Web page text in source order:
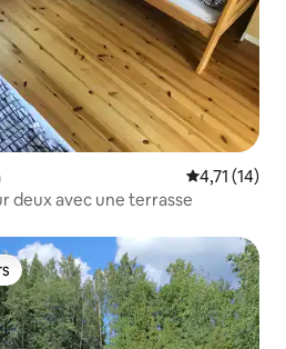
Évaluation
4,71 (14)
deux avec une terrasse